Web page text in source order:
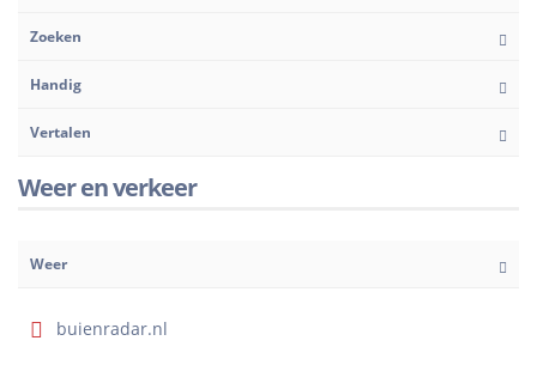
Zoeken
Handig
Vertalen
Weer en verkeer
Weer
buienradar.nl